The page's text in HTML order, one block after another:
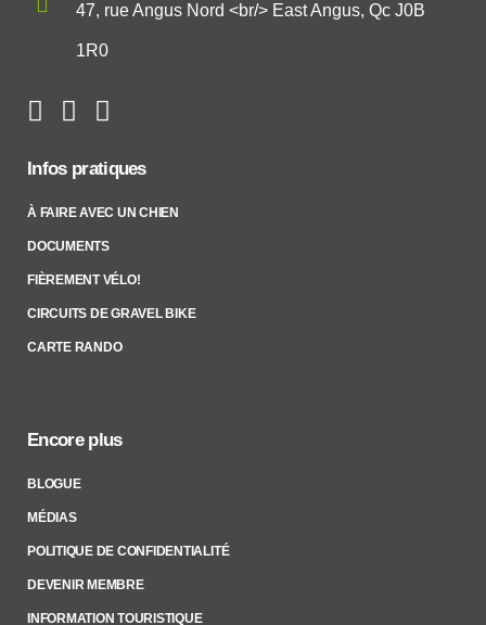
47, rue Angus Nord <br/> East Angus, Qc J0B
1R0
Infos pratiques
À FAIRE AVEC UN CHIEN
DOCUMENTS
FIÈREMENT VÉLO!
CIRCUITS DE GRAVEL BIKE
CARTE RANDO
Encore plus
BLOGUE
MÉDIAS
POLITIQUE DE CONFIDENTIALITÉ
DEVENIR MEMBRE
INFORMATION TOURISTIQUE